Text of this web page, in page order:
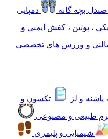
صندل بچه گانه
دمپایی
، پوتین ، کفش ایمنی و
و ورزش های تخصصی
پاشنه و لژ
تکسون و
طبیعی و مصنوعی
شیمیایی و پلیمری